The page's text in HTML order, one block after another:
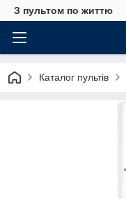
З пультом по життю
Каталог пультів